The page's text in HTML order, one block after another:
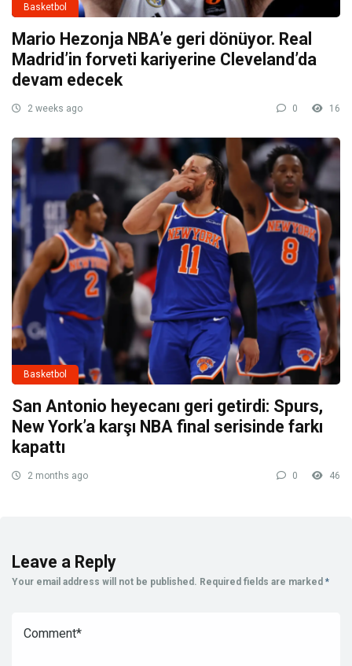
Basketbol
Mario Hezonja NBA’e geri dönüyor. Real
Madrid’in forveti kariyerine Cleveland’da
devam edecek
2 weeks ago 0 16
Basketbol
San Antonio heyecanı geri getirdi: Spurs,
New York’a karşı NBA final serisinde farkı
kapattı
2 months ago 0 46
Leave a Reply
Your email address will not be published. Required fields are marked *